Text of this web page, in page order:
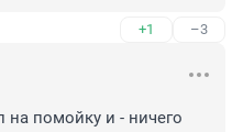
+1 –3
на помойку и - ничего